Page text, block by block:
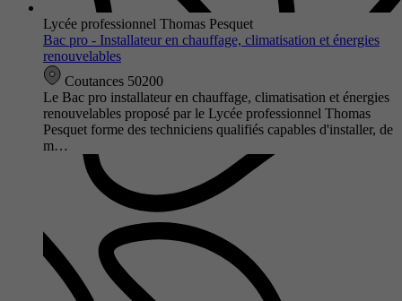
Lycée professionnel Thomas Pesquet
Bac pro - Installateur en chauffage, climatisation et énergies
renouvelables
Coutances 50200
Le Bac pro installateur en chauffage, climatisation et énergies
renouvelables proposé par le Lycée professionnel Thomas
Pesquet forme des techniciens qualifiés capables d'installer, de
m…